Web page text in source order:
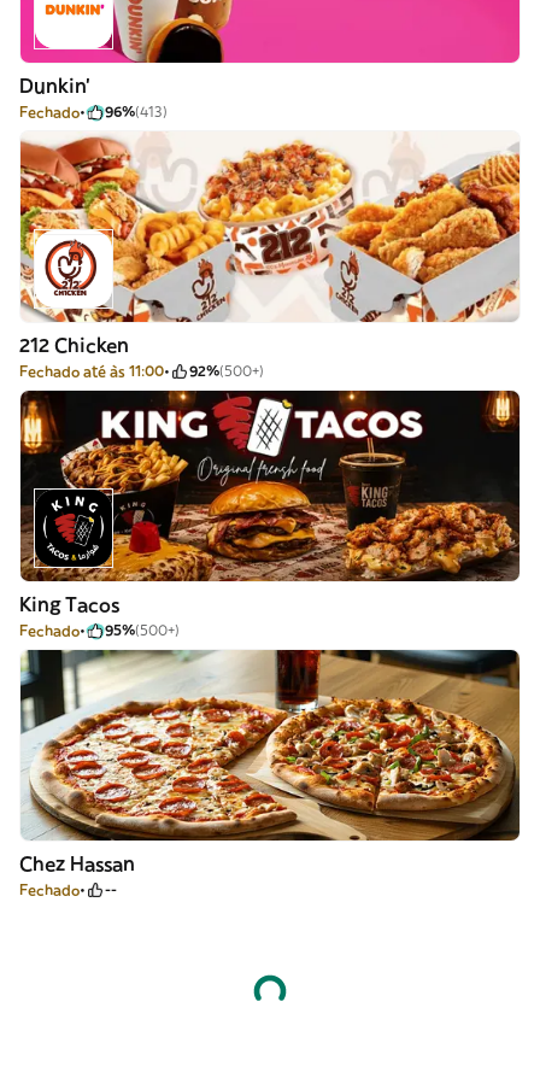
Dunkin'
Fechado 96%(413)
212 Chicken
Fechado até às 11:00 92%(500+)
King Tacos
Fechado 95%(500+)
Chez Hassan
Fechado --